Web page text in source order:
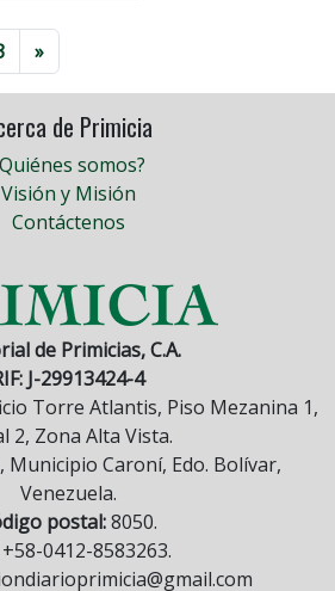
»
de Primicia
somos?
Visión y Misión
Contáctenos
de Primicias, C.A.
J-29913424-4
Torre Atlantis, Piso Mezanina 1,
2, Zona Alta Vista.
Municipio Caroní, Edo. Bolívar,
Venezuela.
postal:8050.
0412-8583263.